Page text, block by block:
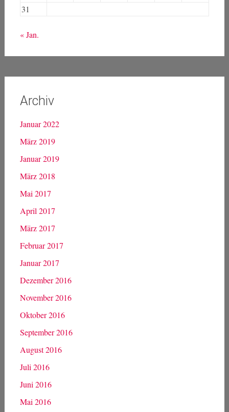
Kalender
August 2026
3
4 5 6 7 8
9
10
17
18
24
25
« Jan.
Archiv
Januar 2022
März 2019
Januar 2019
März 2018
Mai 2017
April 2017
März 2017
Februar 2017
Januar 2017
Dezember 2016